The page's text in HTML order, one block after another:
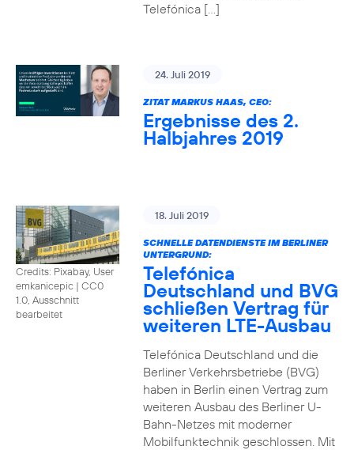
Telefónica […]
24. Juli 2019
ZITAT MARKUS HAAS, CEO:
Ergebnisse des 2.
Halbjahres 2019
Credits: Pixabay, User
emkanicepic | CC0
1.0, Ausschnitt
bearbeitet
18. Juli 2019
SCHNELLE DATENDIENSTE IM BERLINER
UNTERGRUND:
Telefónica
Deutschland und BVG
schließen Vertrag für
weiteren LTE-Ausbau
Telefónica Deutschland und die
Berliner Verkehrsbetriebe (BVG)
haben in Berlin einen Vertrag zum
weiteren Ausbau des Berliner U-
Bahn-Netzes mit moderner
Mobilfunktechnik geschlossen. Mit